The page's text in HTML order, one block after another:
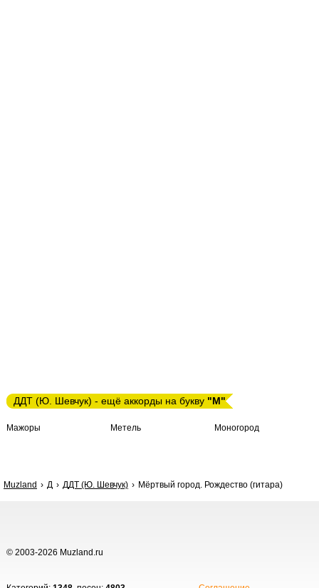
ДДТ (Ю. Шевчук) - ещё аккорды на букву "М"
Мажоры Метель Моногород
Muzland Д ДДТ (Ю. Шевчук) Мёртвый город. Рождество (гитара)
© 2003-2026 Muzland.ru